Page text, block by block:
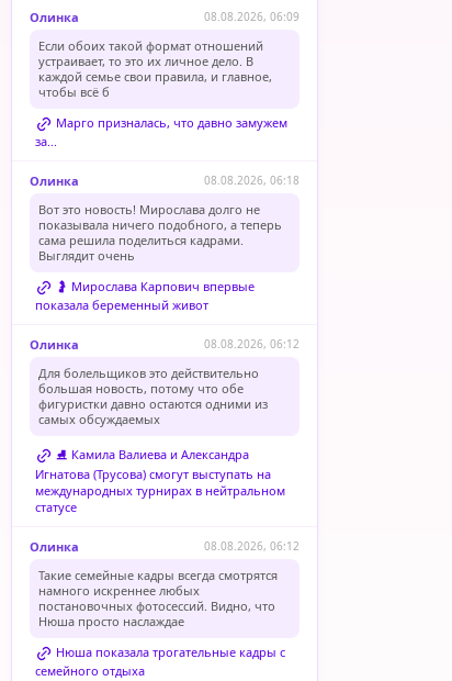
Олинка 08.08.2026, 06:09
Если обоих такой формат отношений
устраивает, то это их личное дело. В
каждой семье свои правила, и главное,
чтобы всё б
Марго призналась, что давно замужем
за...
Олинка 08.08.2026, 06:18
Вот это новость! Мирослава долго не
показывала ничего подобного, а теперь
сама решила поделиться кадрами.
Выглядит очень
🤰 Мирослава Карпович впервые
показала беременный живот
Олинка 08.08.2026, 06:12
Для болельщиков это действительно
большая новость, потому что обе
фигуристки давно остаются одними из
самых обсуждаемых
⛸️ Камила Валиева и Александра
Игнатова (Трусова) смогут выступать на
международных турнирах в нейтральном
статусе
Олинка 08.08.2026, 06:12
Такие семейные кадры всегда смотрятся
намного искреннее любых
постановочных фотосессий. Видно, что
Нюша просто наслаждае
Нюша показала трогательные кадры с
семейного отдыха